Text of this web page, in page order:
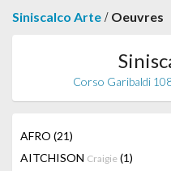
Siniscalco Arte / Oeuvres
Corso Garibaldi
AFRO (21)
AITCHISON Craigie (1)